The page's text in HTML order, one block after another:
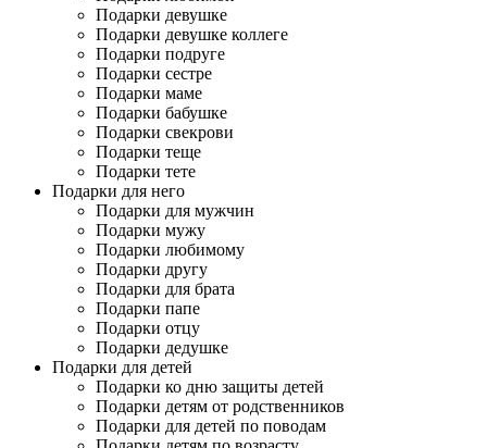
Подарки девушке
Подарки девушке коллеге
Подарки подруге
Подарки сестре
Подарки маме
Подарки бабушке
Подарки свекрови
Подарки теще
Подарки тете
Подарки для него
Подарки для мужчин
Подарки мужу
Подарки любимому
Подарки другу
Подарки для брата
Подарки папе
Подарки отцу
Подарки дедушке
Подарки для детей
Подарки ко дню защиты детей
Подарки детям от родственников
Подарки для детей по поводам